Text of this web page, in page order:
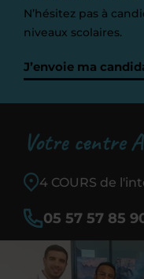
N’hésitez pas à
niveaux scolaires.
J’envoie ma
Votre centre
4 COURS de
05 57 57 85